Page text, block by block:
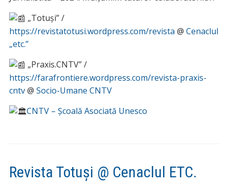
„Totuși” /
https://revistatotusi.wordpress.com/revista @ Cenaclul
„etc.”
„Praxis.CNTV” /
https://farafrontiere.wordpress.com/revista-praxis-
cntv@ Socio-Umane CNTV
CNTV – Școală Asociată Unesco
Revista Totuși @ Cenaclul ETC.